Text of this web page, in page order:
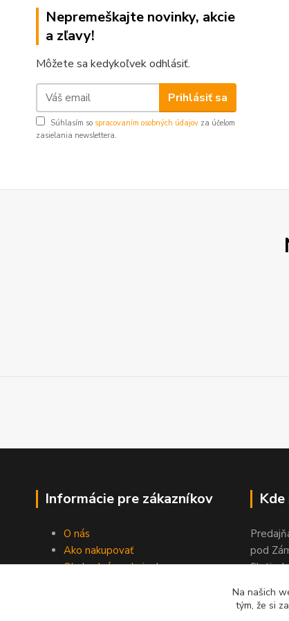
Nepremeškajte novinky, akcie
a zľavy!
Môžete sa kedykoľvek odhlásiť.
Prihlásiť sa
Súhlasím so spracovaním osobných údajov za účelom
zasielania newslettera.
Informácie pre zákazníkov
O nás
Ako nakupovať
Obchodné podmienky
Kde
pod
Na našich
tým, že si